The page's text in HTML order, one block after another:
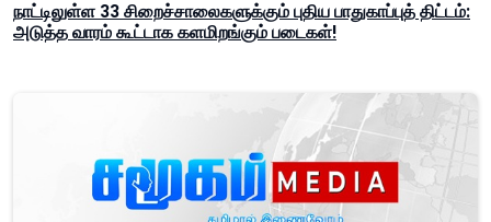
நாட்டிலுள்ள 33 சிறைச்சாலைகளுக்கும் புதிய பாதுகாப்புத் திட்டம்:
அடுத்த வாரம் கூட்டாக களமிறங்கும் படைகள்!